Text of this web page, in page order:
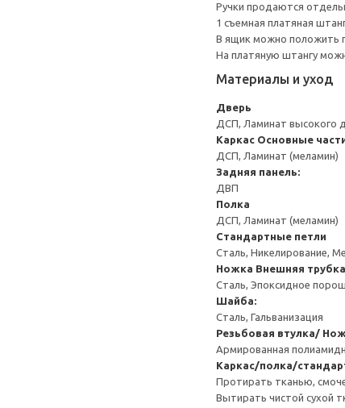
Ручки продаются
1 съемная платяная
В ящик можно положить
На платяную штангу
Материалы и уход
Дверь
ДСП, Ламинат высокого
Каркас Основные
ДСП, Ламинат (меламин)
Задняя панель:
ДВП
Полка
ДСП, Ламинат (меламин)
Стандартные петли
Сталь, Никелирование,
Ножка Внешняя
Сталь, Эпоксидное
Шайба:
Сталь, Гальванизация
Резьбовая втулка/
Армированная
Каркас/полка/
Протирать тканью,
Вытирать чистой сухой